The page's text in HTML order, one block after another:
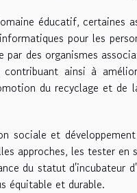
éducatif,
pour les
par des organismes
contribuant ainsi à
du recyclage et
sociale et
approches, les tester
du statut d'incubateur
équitable et durable.